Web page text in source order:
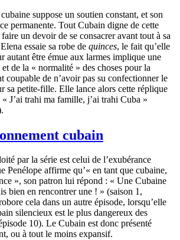
suppose un soutien constant, et son
permanente. Tout Cubain digne de cette
un devoir de se consacrer avant tout à sa
essaie sa robe de quinces, le fait qu’elle
autant être émue aux larmes implique une
de la « normalité » des choses pour la
coupable de n’avoir pas su confectionner le
sa petite-fille. Elle lance alors cette réplique
J’ai trahi ma famille, j’ai trahi Cuba »
cubain
par la série est celui de l’exubérance
Penélope affirme qu’« en tant que cubaine,
», son patron lui répond : « Une Cubaine
bien en rencontrer une ! » (saison 1,
cela dans un autre épisode, lorsqu’elle
silencieux est le plus dangereux des
10). Le Cubain est donc présenté
ou à tout le moins expansif.